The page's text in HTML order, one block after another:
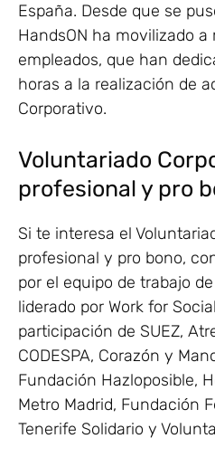
España. Desde que se
HandsON ha movilizado a
empleados, que han
horas a la realización de
Corporativo.
Voluntariado
profesional y pro
Si te interesa el
profesional y pro bono,
por el equipo de trabajo
liderado por Work for
participación de SUEZ,
CODESPA, Corazón y
Fundación Hazloposible,
Metro Madrid, Fundación
Tenerife Solidario y